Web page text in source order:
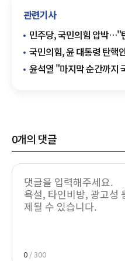
관련기사
민주당, 국민의힘 압박…"
국민의힘, 윤 대통령 탄핵
미정
윤석열 "마지막 순간까지
0개의 댓글
0 / 300